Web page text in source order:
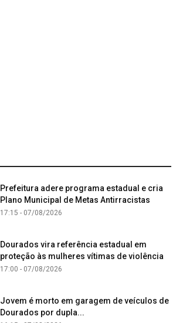
Prefeitura adere programa estadual e cria
Plano Municipal de Metas Antirracistas
17:15 - 07/08/2026
Dourados vira referência estadual em
proteção às mulheres vítimas de violência
17:00 - 07/08/2026
Jovem é morto em garagem de veículos de
Dourados por dupla...